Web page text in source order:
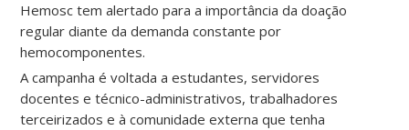
Hemosc tem alertado para a importância da doação
regular diante da demanda constante por
hemocomponentes.
A campanha é voltada a estudantes, servidores
docentes e técnico-administrativos, trabalhadores
terceirizados e à comunidade externa que tenha